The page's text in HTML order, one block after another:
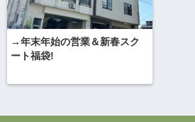
→年末年始の営業＆新春スク
ート福袋!